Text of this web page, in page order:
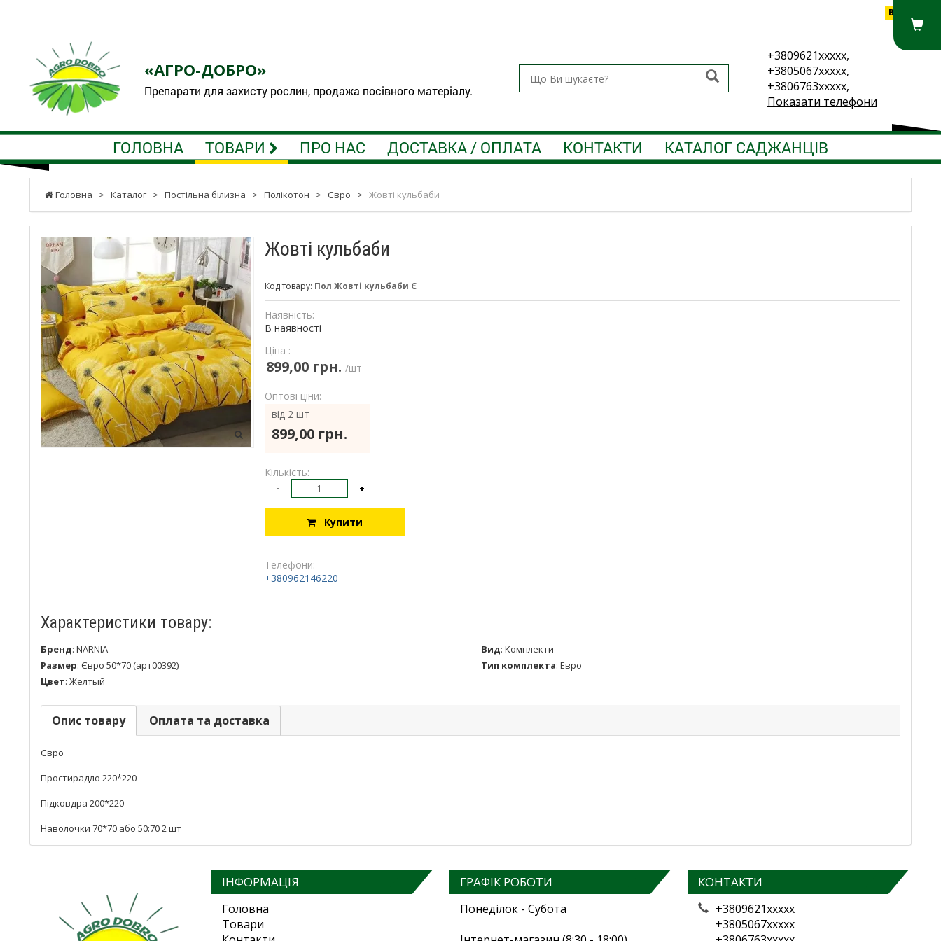
Вхід
«АГРО-ДОБРО»
Препарати для захисту рослин, продажа посівного матеріалу.
+3809621xxxxx,
+3805067xxxxx,
+3806763xxxxx,
Показати телефони
ГОЛОВНА ТОВАРИ ПРО НАС ДОСТАВКА / ОПЛАТА КОНТАКТИ КАТАЛОГ САДЖАНЦІВ
Головна > Каталог > Постільна білизна > Полікотон > Євро > Жовті кульбаби
Жовті кульбаби
Код товару: Пол Жовті кульбаби Є
Наявність:
В наявності
Ціна :
899,00 грн. /шт
Оптові ціни:
від 2 шт
899,00 грн.
Кількість:
- +
Купити
Телефони:
+380962146220
Характеристики товару:
Бренд: NARNIA Вид: Комплекти
Размер: Євро 50*70 (арт00392) Тип комплекта: Евро
Цвет: Желтый
Опис товару Оплата та доставка
Євро
Простирадло 220*220
Підковдра 200*220
Наволочки 70*70 або 50:70 2 шт
ІНФОРМАЦІЯ
Головна
Товари
ГРАФІК РОБОТИ
Понеділок - Субота
КОНТАКТИ
+3809621xxxxx
+3805067xxxxx